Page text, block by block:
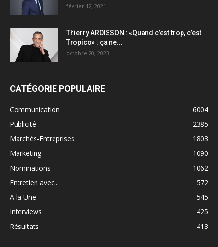
février 12, 2021
Thierry ARDISSON : «Quand c’est trop, c’est
Tropico» : ça ne...
octobre 20, 2023
CATÉGORIE POPULAIRE
Communication
6004
Publicité
2385
Marchés-Entreprises
1803
Marketing
1090
Nominations
1062
Entretien avec...
572
A la Une
545
Interviews
425
Résultats
413